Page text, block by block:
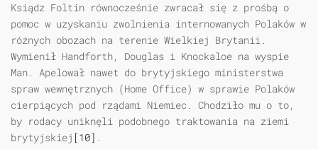
Ksiądz Foltin równocześnie zwracał się z prośbą o
pomoc w uzyskaniu zwolnienia internowanych Polaków w
różnych obozach na terenie Wielkiej Brytanii.
Wymienił Handforth, Douglas i Knockaloe na wyspie
Man. Apelował nawet do brytyjskiego ministerstwa
spraw wewnętrznych (Home Office) w sprawie Polaków
cierpiących pod rządami Niemiec. Chodziło mu o to,
by rodacy uniknęli podobnego traktowania na ziemi
brytyjskiej [10] .